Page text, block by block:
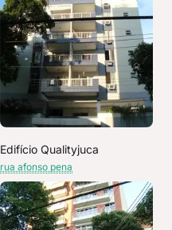
Edifício Qualityjuca
rua afonso pena